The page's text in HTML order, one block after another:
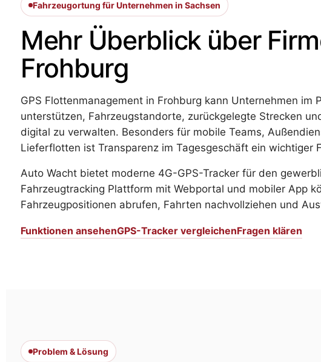
Fahrzeugortung für Unternehmen in Sachsen
Mehr Überblick über
Frohburg
GPS Flottenmanagement in Frohburg kann Unternehmen im
unterstützen, Fahrzeugstandorte, zurückgelegte Strecken
digital zu verwalten. Besonders für mobile Teams,
Lieferflotten ist Transparenz im Tagesgeschäft ein wichtiger
Auto Wacht bietet moderne 4G-GPS-Tracker für den
Fahrzeugtracking Plattform mit Webportal und mobiler App
Fahrzeugpositionen abrufen, Fahrten nachvollziehen und
Funktionen ansehenGPS-Tracker vergleichenFragen klären
Problem & Lösung